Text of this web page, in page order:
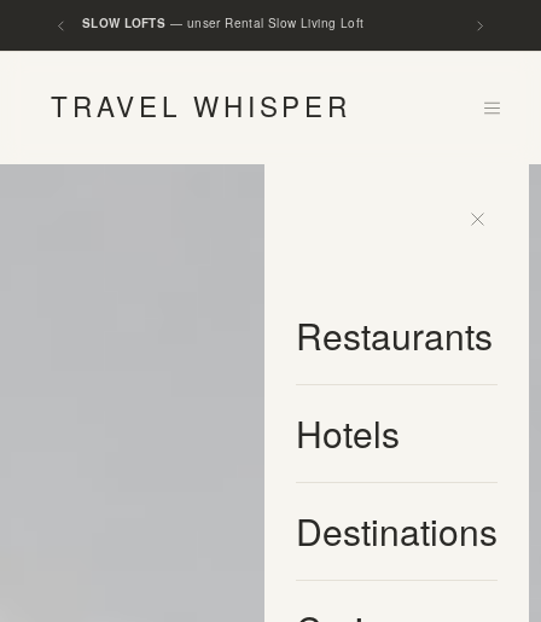
FASHION WHISPER — unser Magazin für entschleunigte Mode
TRAVEL WHISPER
Restaurants
Hotels
Destinations